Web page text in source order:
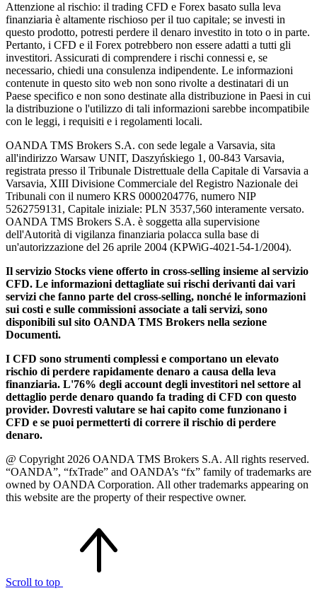
Attenzione al rischio: il trading CFD e Forex basato sulla leva
finanziaria è altamente rischioso per il tuo capitale; se investi in
questo prodotto, potresti perdere il denaro investito in toto o in parte.
Pertanto, i CFD e il Forex potrebbero non essere adatti a tutti gli
investitori. Assicurati di comprendere i rischi connessi e, se
necessario, chiedi una consulenza indipendente. Le informazioni
contenute in questo sito web non sono rivolte a destinatari di un
Paese specifico e non sono destinate alla distribuzione in Paesi in cui
la distribuzione o l'utilizzo di tali informazioni sarebbe incompatibile
con le leggi, i requisiti e i regolamenti locali.
OANDA TMS Brokers S.A. con sede legale a Varsavia, sita
all'indirizzo Warsaw UNIT, Daszyńskiego 1, 00-843 Varsavia,
registrata presso il Tribunale Distrettuale della Capitale di Varsavia a
Varsavia, XIII Divisione Commerciale del Registro Nazionale dei
Tribunali con il numero KRS 0000204776, numero NIP
5262759131, Capitale iniziale: PLN 3537,560 interamente versato.
OANDA TMS Brokers S.A. è soggetta alla supervisione
dell'Autorità di vigilanza finanziaria polacca sulla base di
un'autorizzazione del 26 aprile 2004 (KPWiG-4021-54-1/2004).
Il servizio Stocks viene offerto in cross-selling insieme al servizio
CFD. Le informazioni dettagliate sui rischi derivanti dai vari
servizi che fanno parte del cross-selling, nonché le informazioni
sui costi e sulle commissioni associate a tali servizi, sono
disponibili sul sito OANDA TMS Brokers nella sezione
Documenti.
I CFD sono strumenti complessi e comportano un elevato
rischio di perdere rapidamente denaro a causa della leva
finanziaria. L'76% degli account degli investitori nel settore al
dettaglio perde denaro quando fa trading di CFD con questo
provider. Dovresti valutare se hai capito come funzionano i
CFD e se puoi permetterti di correre il rischio di perdere
denaro.
@ Copyright 2026 OANDA TMS Brokers S.A. All rights reserved.
“OANDA”, “fxTrade” and OANDA’s “fx” family of trademarks are
owned by OANDA Corporation. All other trademarks appearing on
this website are the property of their respective owner.
Scroll to top